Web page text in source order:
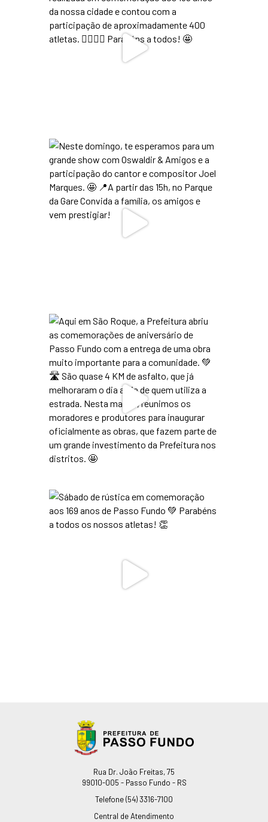
Endereço
Rua Dr. João Freitas, 75
99010-005 - Passo Fundo - RS
Telefone(54) 3316-7100
Central de Atendimento